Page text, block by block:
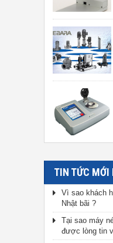
TIN TỨC MỚI
Vì sao khách
Nhật bãi ?
Tại sao máy
được lòng tin